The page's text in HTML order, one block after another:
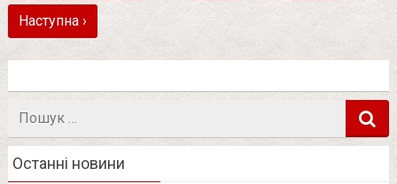
Наступна ›
Пошук
Останні новини